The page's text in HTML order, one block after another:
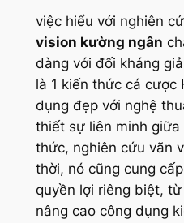
việc hiểu với nghiên
vision kường ngân
dàng với đối kháng
là 1 kiến thức cá cược
dụng đẹp với nghệ
thiết sự liên minh
thức, nghiên cứu vãn
thời, nó cũng cung
quyền lợi riêng biệt,
nâng cao công dụng